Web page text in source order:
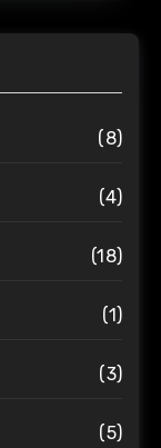
(8)
(4)
(18)
(1)
(3)
(5)